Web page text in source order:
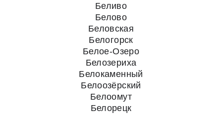
Беливо
Белово
Беловская
Белогорск
Белое-Озеро
Белозериха
Белокаменный
Белоозёрский
Белоомут
Белорецк